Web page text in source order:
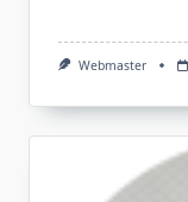
Webmaster